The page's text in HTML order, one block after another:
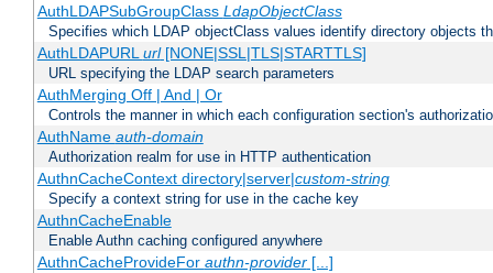
AuthLDAPSubGroupClass LdapObjectClass
Specifies which LDAP objectClass values identify directory objects
AuthLDAPURLurl[NONE|SSL|TLS|STARTTLS]
URL specifying the LDAP search parameters
AuthMerging Off | And | Or
Controls the manner in which each configuration section's
AuthName auth-domain
Authorization realm for use in HTTP authentication
AuthnCacheContext directory|server|custom-string
Specify a context string for use in the cache key
AuthnCacheEnable
Enable Authn caching configured anywhere
AuthnCacheProvideFor authn-provider[...]